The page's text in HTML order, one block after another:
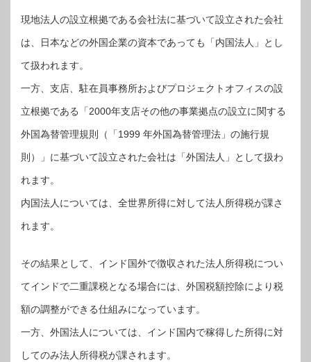
現地法人の設立根拠である会社法に基づいて設立された会社
は、日本などの外国企業の資本であっても「内国法人」とし
て扱われます。
一方、支店、駐在員事務所およびプロジェクトオフィスの設
立根拠である「2000年支店その他の事業拠点の設立に関する
外国為替管理規則（「1999 年外国為替管理法」の施行規
則）」に基づいて設立された会社は「外国法人」として扱わ
れます。
内国法人については、全世界所得に対して法人所得税が課さ
れます。
その結果として、インド国外で徴収された法人所得税につい
てインドで二重課税となる場合には、外国税額控除により税
額の調整ができる仕組みになっています。
一方、外国法人については、インド国内で稼得した所得に対
してのみ法人所得税が課されます。